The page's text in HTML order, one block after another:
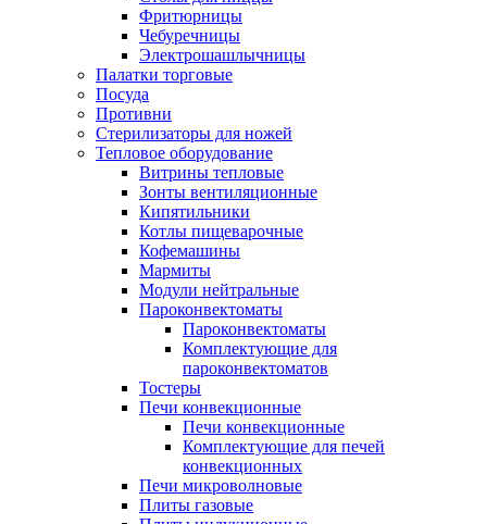
Фритюрницы
Чебуречницы
Электрошашлычницы
Палатки торговые
Посуда
Противни
Стерилизаторы для ножей
Тепловое оборудование
Витрины тепловые
Зонты вентиляционные
Кипятильники
Котлы пищеварочные
Кофемашины
Мармиты
Модули нейтральные
Пароконвектоматы
Пароконвектоматы
Комплектующие для
пароконвектоматов
Тостеры
Печи конвекционные
Печи конвекционные
Комплектующие для печей
конвекционных
Печи микроволновые
Плиты газовые